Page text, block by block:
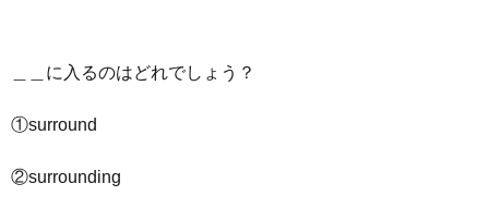
＿＿に入るのはどれでしょう？
①surround
②surrounding